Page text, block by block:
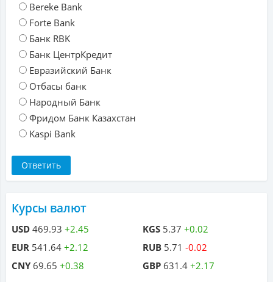
Bereke Bank
Forte Bank
Банк RBK
Банк ЦентрКредит
Евразийский Банк
Отбасы банк
Народный Банк
Фридом Банк Казахстан
Kaspi Bank
Курсы валют
USD 469.93 +2.45
EUR 541.64 +2.12
CNY69.65 +0.38
KGS 5.37 +0.02
RUB 5.71 -0.02
GBP 631.4 +2.17